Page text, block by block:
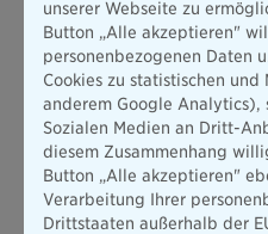
Versicherungsnehmer
relevant wird dies bei
und anschließender
Versicherungsnehmer
anpassen möchte. Solche
vorgenommen werden.
Es ist wichtig zu betonen,
der Inhaber der
Pflichten aus dem
unserer Webseite zu
Button „Alle akzeptieren"
personenbezogenen Daten
Cookies zu statistischen
anderem Google Analytics),
Sozialen Medien an Dritt-
diesem Zusammenhang
Button „Alle akzeptieren"
Verarbeitung Ihrer
Drittstaaten außerhalb der